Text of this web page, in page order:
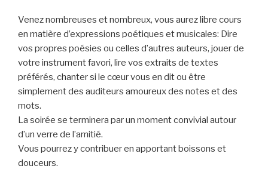
Venez nombreuses et nombreux, vous aurez libre cours
en matière d’expressions poétiques et musicales: Dire
vos propres poésies ou celles d’autres auteurs, jouer de
votre instrument favori, lire vos extraits de textes
préférés, chanter si le cœur vous en dit ou être
simplement des auditeurs amoureux des notes et des
mots.
La soirée se terminera par un moment convivial autour
d’un verre de l’amitié.
Vous pourrez y contribuer en apportant boissons et
douceurs.